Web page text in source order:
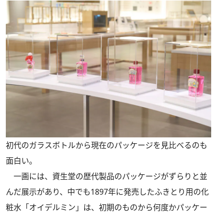
初代のガラスボトルから現在のパッケージを見比べるのも
面白い。
一画には、資生堂の歴代製品のパッケージがずらりと並
んだ展示があり、中でも1897年に発売したふきとり用の化
粧水「オイデルミン」は、初期のものから何度かパッケー